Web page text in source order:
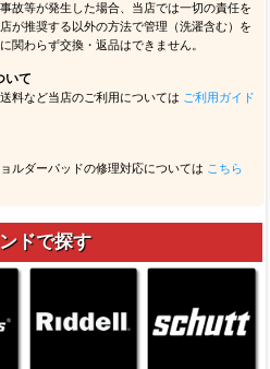
故等が発生した場合、当店では一切の責任を
が推奨する以外の方法で管理（洗濯含む）を
関わらず交換・返品はできません。
いて
料など当店のご利用については ご利用ガイド
ルダーパッドの修理対応については こちら
ドで探す